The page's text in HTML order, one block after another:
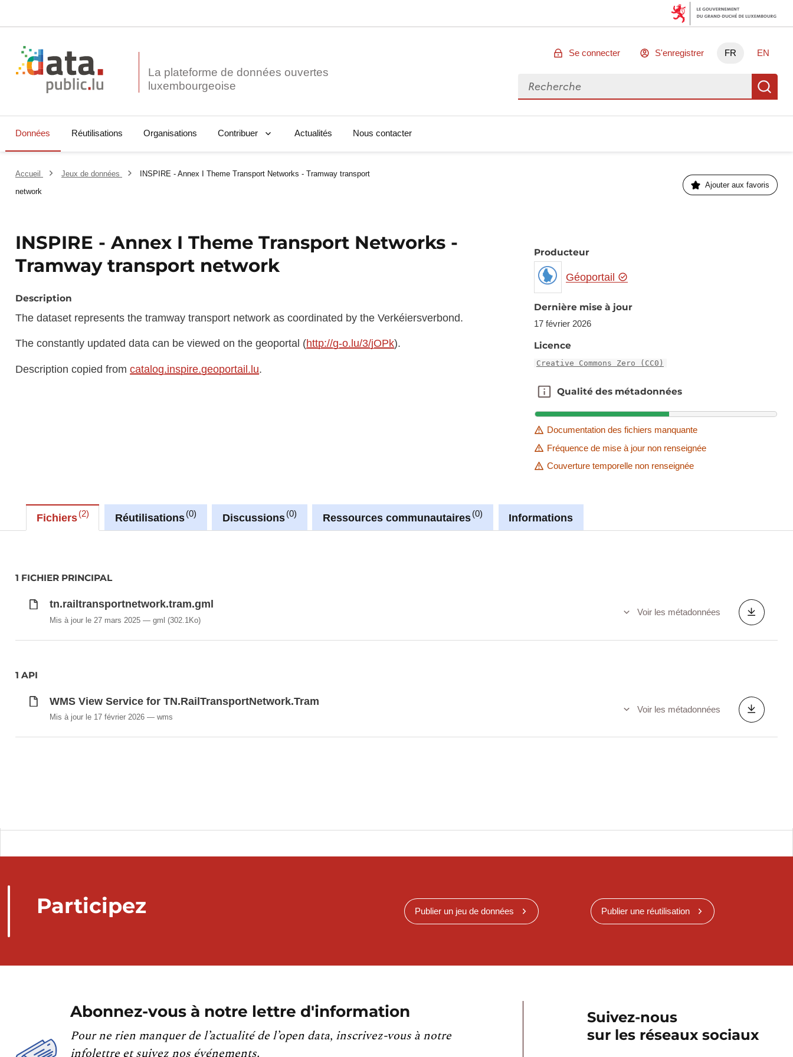
La plateforme de données ouvertes
Se connecter S'enregistrer FR EN
Rechercher des données
Données Réutilisations Organisations Contribuer Actualités Nous contacter
Accueil Jeux de données
INSPIRE - Annex I Theme Transport Networks - Tramway transport
network
Ajouter aux favoris
INSPIRE - Annex I Theme Transport Networks -
Tramway transport network
Description
The dataset represents the tramway transport network as coordinated by the Verkéiersverbond.
The constantly updated data can be viewed on the geoportal (http://g-o.lu/3/jOPk).
Description copied fromcatalog.inspire.geoportail.lu.
Producteur
Géoportail
Dernière mise à jour
17 février 2026
Licence
Creative Commons Zero (CC0)
Qualité des métadonnées
Qualité des métadonnées
Documentation des fichiers manquante
Fréquence de mise à jour non renseignée
Couverture temporelle non renseignée
Fichiers 2 Réutilisations 0 Discussions 0 Ressources communautaires 0 Informations
1 FICHIER PRINCIPAL
tn.railtransportnetwork.tram.gml
Mis à jour le 27 mars 2025 gml(302.1Ko)
Voir les métadonnées
1 API
WMS View Service for TN.RailTransportNetwork.Tram
Mis à jour le 17 février 2026 wms
Voir les métadonnées
Participez Publier un jeu de données Publier une réutilisation
Abonnez-vous à notre lettre d'information
Pour ne rien manquer de l’actualité de l’open data, inscrivez-vous à notre
infolettre et suivez nos événements.
Suivez-nous
sur les réseaux sociaux